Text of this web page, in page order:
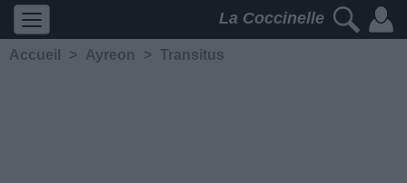
La Coccinelle
Accueil > Ayreon > Transitus